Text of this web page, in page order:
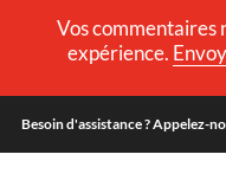
Vos commentaires
expérience.
Besoin d'assistance ? Appelez-